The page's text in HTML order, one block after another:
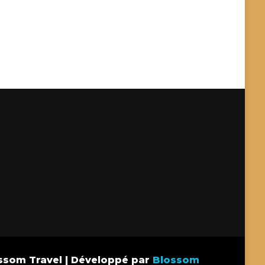
Travel | Développé par Blossom